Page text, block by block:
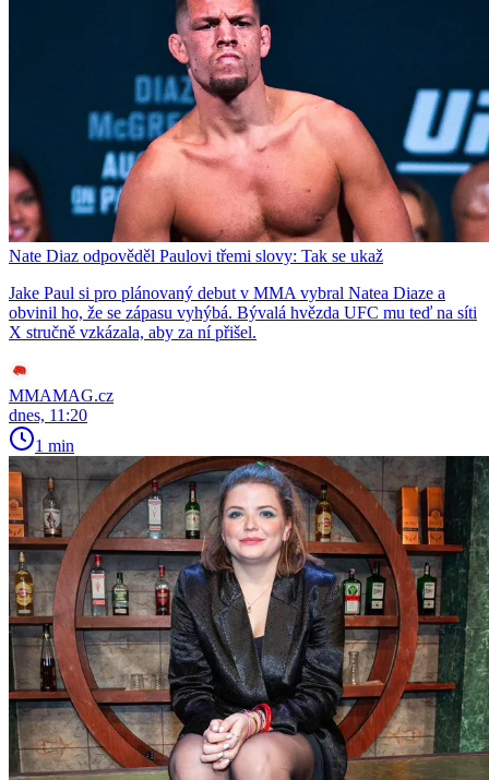
Nate Diaz odpověděl Paulovi třemi slovy: Tak se ukaž
Jake Paul si pro plánovaný debut v MMA vybral Natea Diaze a
obvinil ho, že se zápasu vyhýbá. Bývalá hvězda UFC mu teď na síti
X stručně vzkázala, aby za ní přišel.
MMAMAG.cz
dnes, 11:20
1 min